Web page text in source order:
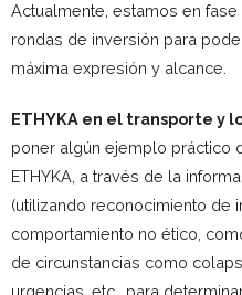
Actualmente, estamos en
rondas de inversión para
máxima expresión y alcance.
ETHYKA en el transporte y
poner algún ejemplo práctico
ETHYKA, a través de la
(utilizando reconocimiento de
comportamiento no ético,
de circunstancias como